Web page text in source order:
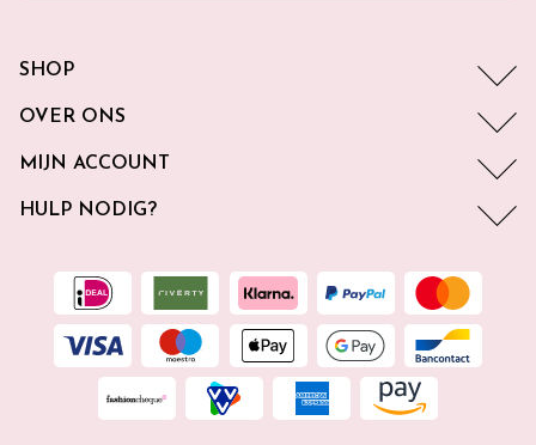
SHOP
OVER ONS
MIJN ACCOUNT
HULP NODIG?